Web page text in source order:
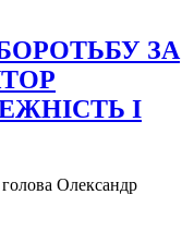
ЗА
І
Олександр